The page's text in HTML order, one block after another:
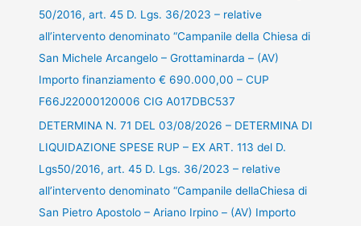
50/2016, art. 45 D. Lgs. 36/2023 – relative
all’intervento denominato “Campanile della Chiesa di
San Michele Arcangelo – Grottaminarda – (AV)
Importo finanziamento € 690.000,00 – CUP
F66J22000120006 CIG A017DBC537
DETERMINA N. 71 DEL 03/08/2026 – DETERMINA DI
LIQUIDAZIONE SPESE RUP – EX ART. 113 del D.
Lgs50/2016, art. 45 D. Lgs. 36/2023 – relative
all’intervento denominato “Campanile dellaChiesa di
San Pietro Apostolo – Ariano Irpino – (AV) Importo